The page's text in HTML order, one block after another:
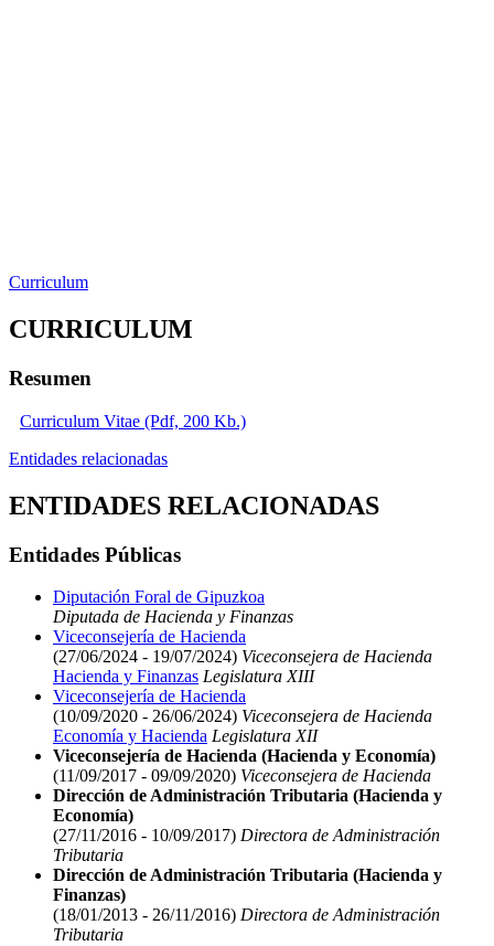
Curriculum
CURRICULUM
Resumen
Curriculum Vitae (Pdf, 200 Kb.)
Entidades relacionadas
ENTIDADES RELACIONADAS
Entidades Públicas
Diputación Foral de Gipuzkoa
Diputada de Hacienda y Finanzas
Viceconsejería de Hacienda
(27/06/2024 - 19/07/2024) Viceconsejera de Hacienda
Hacienda y Finanzas Legislatura XIII
Viceconsejería de Hacienda
(10/09/2020 - 26/06/2024) Viceconsejera de Hacienda
Economía y Hacienda Legislatura XII
Viceconsejería de Hacienda (Hacienda y Economía)
(11/09/2017 - 09/09/2020) Viceconsejera de Hacienda
Dirección de Administración Tributaria (Hacienda y
Economía)
(27/11/2016 - 10/09/2017) Directora de Administración
Tributaria
Dirección de Administración Tributaria (Hacienda y
Finanzas)
(18/01/2013 - 26/11/2016) Directora de Administración
Tributaria